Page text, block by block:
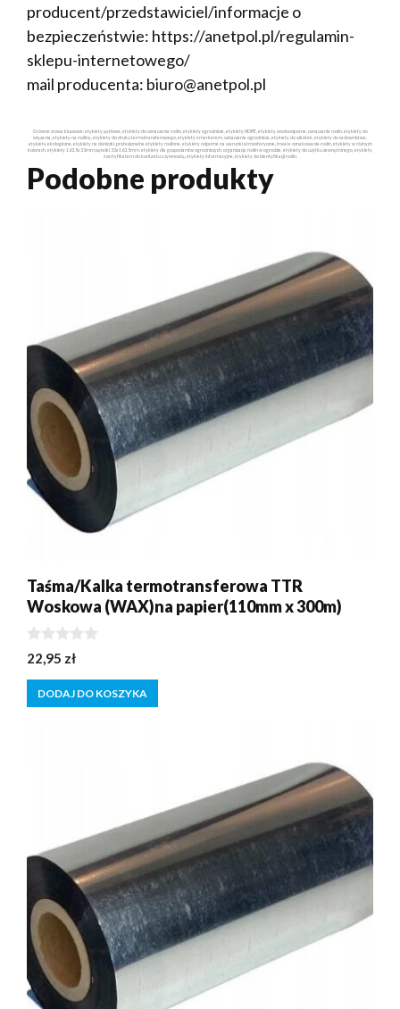
producent/przedstawiciel/informacje o
bezpieczeństwie: https://anetpol.pl/regulamin-
sklepu-internetowego/
mail producenta: biuro@anetpol.pl
Główne słowa kluczowe: etykiety pętlowe, etykiety do oznaczania roślin, etykiety ogrodnicze, etykiety HDPE, etykiety wodoodporne, oznaczanie roślin, etykiety do
wiązania, etykiety na rośliny, etykiety do druku termotransferowego, etykiety z markerem, oznaczenia ogrodnicze, etykiety do szkółek, etykiety do sadownictwa,
etykiety ekologiczne, etykiety na doniczki, profesjonalne etykiety roślinne, etykiety odporne na warunki atmosferyczne, trwałe oznakowanie roślin, etykiety w różnych
kolorach, etykiety 163,5x33mm pętelki 33x163,5mm, etykiety dla gospodarstw ogrodniczych, organizacja roślin w ogrodzie, etykiety do użytku zewnętrznego, etykiety
z certyfikatem do kontaktu z żywnością, etykiety informacyjne, etykiety do identyfikacji roślin.
Podobne produkty
Taśma/Kalka termotransferowa TTR
Woskowa (WAX)na papier(110mm x 300m)
0
z
5
22,95 zł
DODAJ DO KOSZYKA